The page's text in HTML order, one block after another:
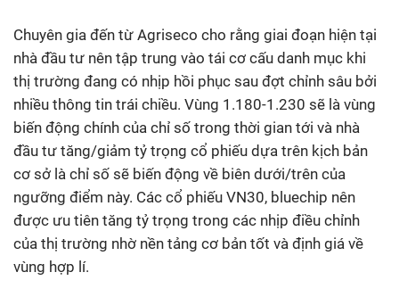
Chuyên gia đến từ Agriseco cho rằng giai đoạn hiện tại
nhà đầu tư nên tập trung vào tái cơ cấu danh mục khi
thị trường đang có nhịp hồi phục sau đợt chỉnh sâu bởi
nhiều thông tin trái chiều. Vùng 1.180-1.230 sẽ là vùng
biến động chính của chỉ số trong thời gian tới và nhà
đầu tư tăng/giảm tỷ trọng cổ phiếu dựa trên kịch bản
cơ sở là chỉ số sẽ biến động về biên dưới/trên của
ngưỡng điểm này. Các cổ phiếu VN30, bluechip nên
được ưu tiên tăng tỷ trọng trong các nhịp điều chỉnh
của thị trường nhờ nền tảng cơ bản tốt và định giá về
vùng hợp lí.